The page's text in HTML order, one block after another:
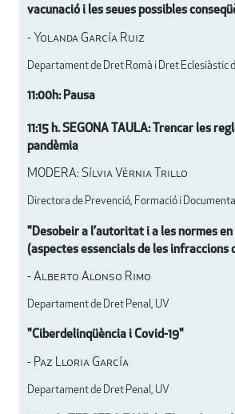
vacunació i les seues possibles
- Yolanda García Ruiz
Departament de Dret Romà i Dret Eclesiàstic
11:00h: Pausa
11:15 h. SEGONA TAULA: Trencar les
pandèmia
MODERA: Sílvia Vèrnia Trillo
Directora de Prevenció, Formació i
"Desobeir a l’autoritat i a les normes
(aspectes essencials de les infraccions
- Alberto Alonso Rimo
Departament de Dret Penal, UV
"Ciberdelinqüència i Covid-19"
- Paz Lloria García
Departament de Dret Penal, UV